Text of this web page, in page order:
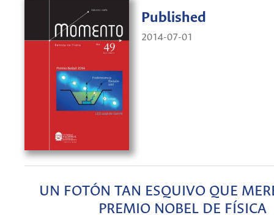
Published
2014-07-01
UN FOTÓN TAN ESQUIVO QUE
PREMIO NOBEL DE FÍSICA